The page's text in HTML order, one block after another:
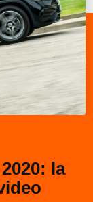
la